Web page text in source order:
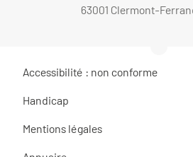
63001 Clermont-
Accessibilité : non conforme
Handicap
Mentions légales